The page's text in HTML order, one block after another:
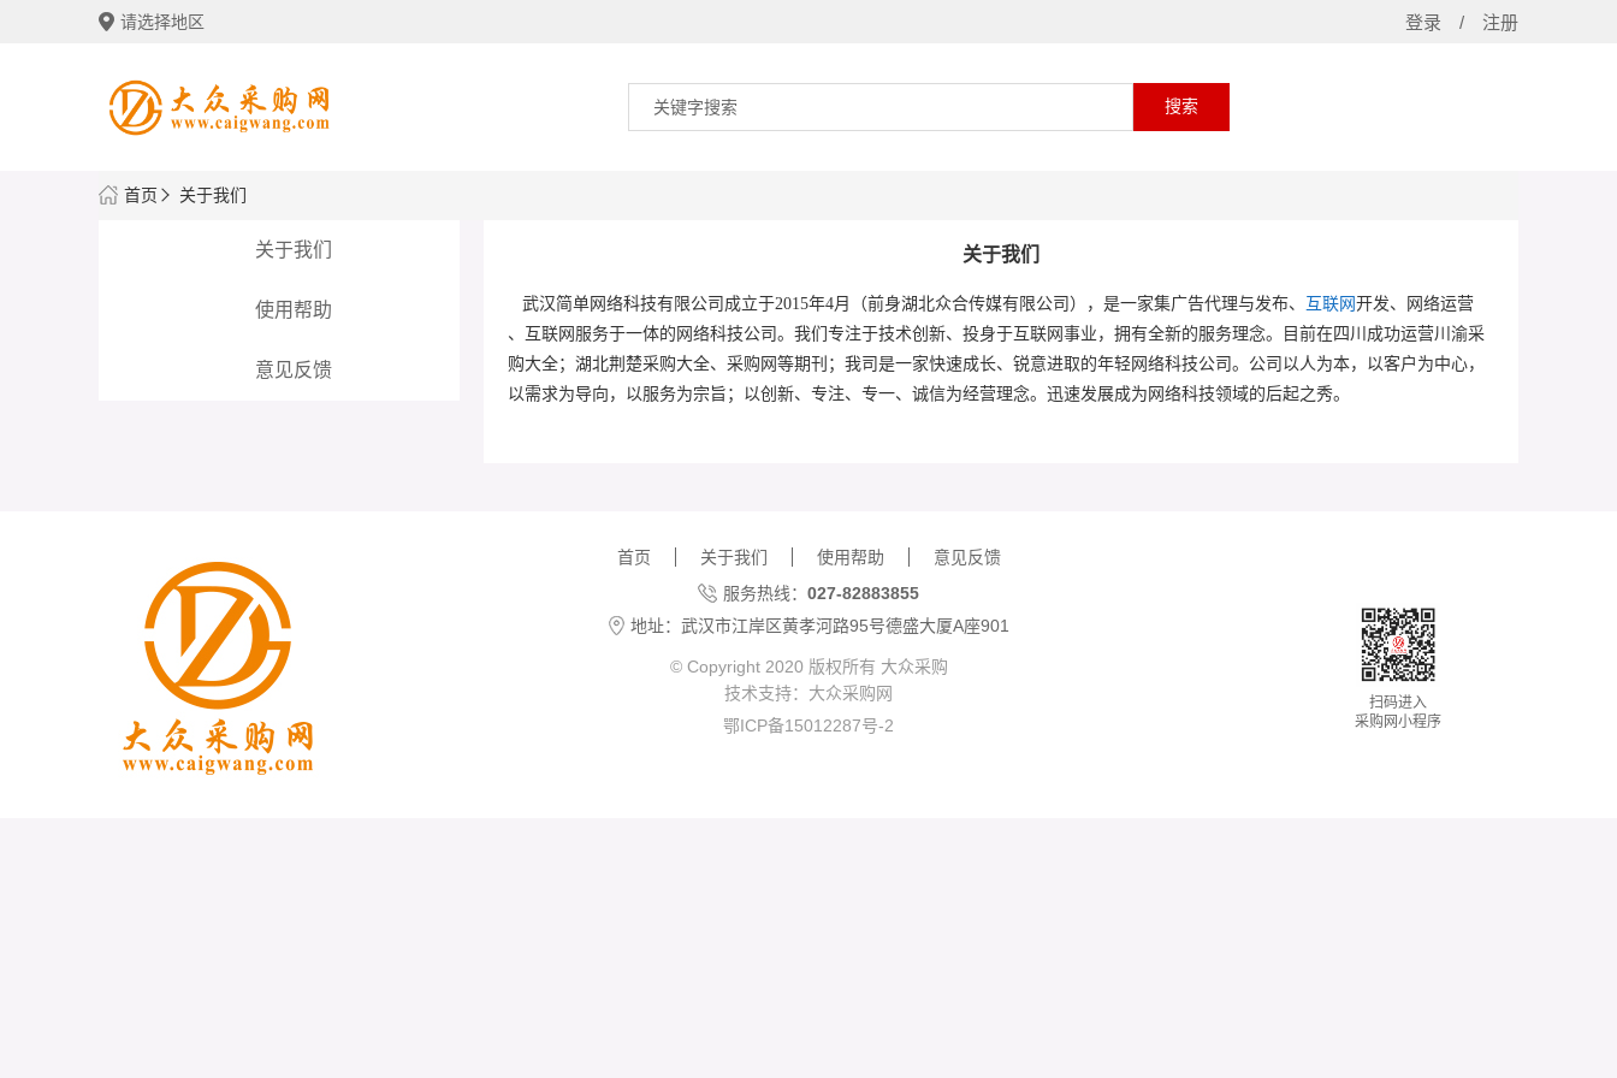
登录 / 注册
首页 关于我们
关于我们
使用帮助
意见反馈
关于我们
武汉简单网络科技有限公司成立于201 5年4月（前身湖北众合传媒有限公司） ，是一家集广告代理与发布、 互联网 开发、网络运营
、互联网服务于一体的网络科技公司。 我们 专注于技术创新、投身于互联网事业 ， 拥有全新的服务理念。目前在四川成功运营川渝采
购大全；湖北荆楚采购大全、采购网 等期刊 ；我司 是一家快速成长、锐意进取的年轻网络科技公司。公司以人为本，以客户为中心，
以需求为导向，以服务为宗旨；以创新、专注、专一、 诚信为经营理念。迅速发展成为网络科技领域的后起之秀。
首页 关于我们 使用帮助
意见反馈
服务热线： 027-82883855
地址：武汉市江岸区黄孝河路95号德盛大厦A座901
© Copyright 2020 版权所有 大众采购
技术支持： 大众采购网
鄂ICP备15012287号-2
扫码进入
采购网小程序